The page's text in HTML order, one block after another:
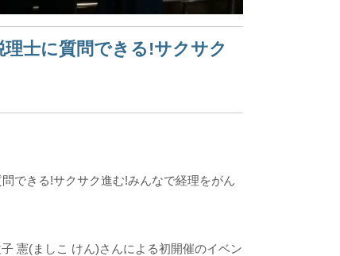
士に質問できる!サクサク
できる!サクサク進む!みんなで経理をがん
憲(ましこ けん)さんによる初開催のイベン